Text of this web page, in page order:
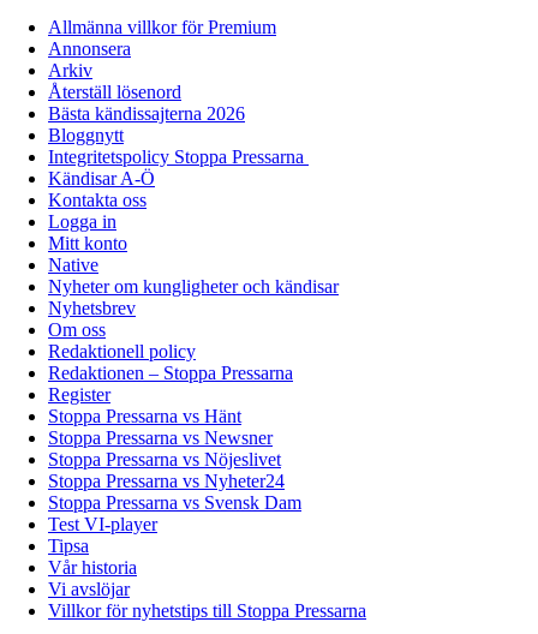
Allmänna villkor för Premium
Annonsera
Arkiv
Återställ lösenord
Bästa kändissajterna 2026
Bloggnytt
Integritetspolicy Stoppa Pressarna
Kändisar A-Ö
Kontakta oss
Logga in
Mitt konto
Native
Nyheter om kungligheter och kändisar
Nyhetsbrev
Om oss
Redaktionell policy
Redaktionen – Stoppa Pressarna
Register
Stoppa Pressarna vs Hänt
Stoppa Pressarna vs Newsner
Stoppa Pressarna vs Nöjeslivet
Stoppa Pressarna vs Nyheter24
Stoppa Pressarna vs Svensk Dam
Test VI-player
Tipsa
Vår historia
Vi avslöjar
Villkor för nyhetstips till Stoppa Pressarna